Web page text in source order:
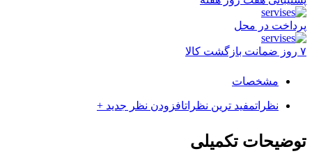
پرداخت در محل
۷ روز ضمانت بازگشت کالا
مشخصات
نظراتمفید ترین نظراتافزودن نظر جدید +
توضیحات تکمیلی